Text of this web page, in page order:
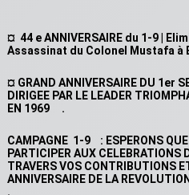
¤ 44 e ANNIVERSAIRE du 1-9 |
Assassinat du Colonel Mustafa
¤ GRAND ANNIVERSAIRE DU 1er
DIRIGEE PAR LE LEADER
EN 1969 .
CAMPAGNE 1-9 : ESPERONS
PARTICIPER AUX CELEBRATIONS
TRAVERS VOS CONTRIBUTIONS
ANNIVERSAIRE DE LA
.